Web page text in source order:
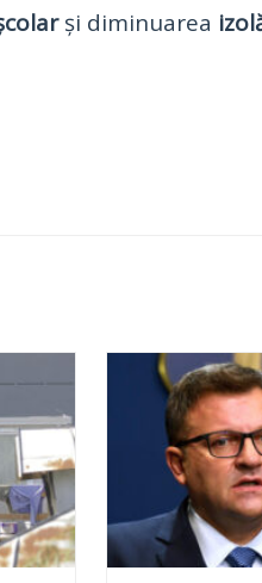
și diminuarea